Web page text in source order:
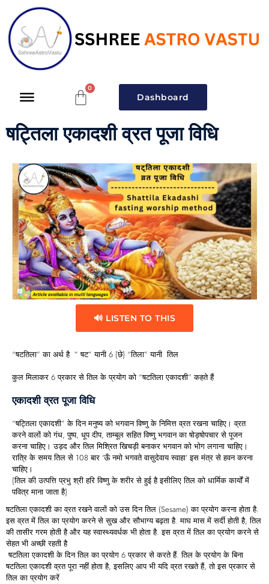
Dashboard
षट्तिला एकादशी व्रत पूजा विधि
🔊 LISTEN TO THIS
“षटतिला” का अर्थ है ” षट” यानी 6 {छे} “तिला” यानी तिल
कुल मिलाकर 6 प्रकार से तिल के प्रयोग को “षटतिला एकादशी” कहते हैं
एकादशी व्रत पूजा विधि
“षट्तिला एकादशी” के दिन मनुष्य को भगवान विष्णु के निमित्त व्रत रखना चाहिए। व्रत
करने वालों को गंध, पुष्प, धूप दीप, ताम्बूल सहित विष्णु भगवान का षोड्षोपचार से पूजन
करना चाहिए। उड़द और तिल मिश्रित खिचड़ी बनाकर भगवान को भोग लगाना चाहिए।
रात्रि के समय तिल से 108 बार ‘ऊँ नमो भगवते वासुदेवाय स्वाहा’ इस मंत्र से हवन करना
चाहिए।
{तिल की उत्पत्ति प्रभु श्री हरि विष्णु के शरीर से हुई है इसीलिए तिल को धार्मिक कार्यों में
पवित्र माना जाता है}
षटतिला एकादशी का व्रत रखने वालों को उस दिन तिल (Sesame) का प्रयोग करना होता है.
इस व्रत में तिल का प्रयोग करने से सुख और सौभाग्य बढ़ता है. माघ मास में सर्दी होती है, तिल
की तासीर गरम होती है और यह स्वास्थ्यवर्धक भी होता है. इस व्रत में तिल का प्रयोग करने से
सेहत भी अच्छी रहती है
षटतिला एकादशी के दिन तिल का प्रयोग 6 प्रकार से करते हैं. तिल के प्रयोग के बिना
षटतिला एकादशी व्रत पूरा नहीं होता है, इसलिए आप भी यदि व्रत रखते हैं, तो इस प्रकार से
तिल का प्रयोग करें